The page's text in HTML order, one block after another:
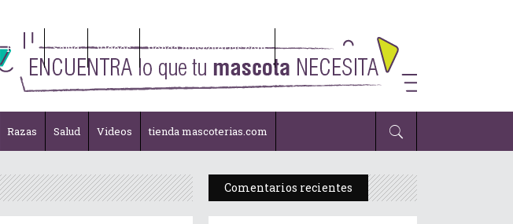
Razas Salud Videos tienda mascoterias.com
Razas Salud Videos tienda mascoterias.com
Comentarios recientes